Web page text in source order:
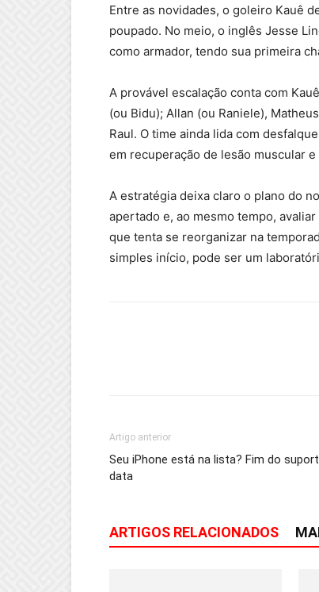
Entre as novidades, o goleiro Kauê
poupado. No meio, o inglês Jesse
como armador, tendo sua primeira
A provável escalação conta com
(ou Bidu); Allan (ou Raniele),
Raul. O time ainda lida com
em recuperação de lesão muscular
A estratégia deixa claro o plano do
apertado e, ao mesmo tempo,
que tenta se reorganizar na
simples início, pode ser um
Artigo anterior
Seu iPhone está na lista? Fim do
data
ARTIGOS RELACIONADOS